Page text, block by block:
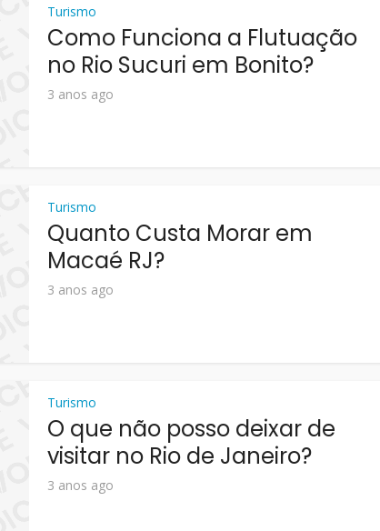
Turismo
Como Funciona a Flutuação
no Rio Sucuri em Bonito?
3 anos ago
Turismo
Quanto Custa Morar em
Macaé RJ?
3 anos ago
Turismo
O que não posso deixar de
visitar no Rio de Janeiro?
3 anos ago